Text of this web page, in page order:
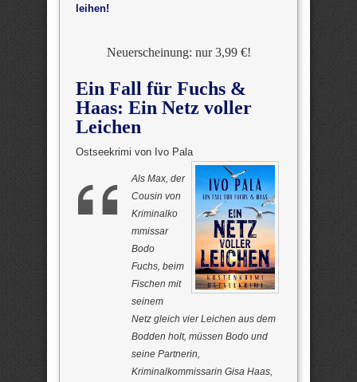
leihen!
Neuerscheinung: nur 3,99 €!
Ein Fall für Fuchs &
Haas: Ein Netz voller
Leichen
Ostseekrimi von Ivo Pala
Als Max, der
Cousin von
Kriminalko
mmissar
Bodo
Fuchs, beim
Fischen mit
seinem
Netz gleich vier Leichen aus dem
Bodden holt, müssen Bodo und
seine Partnerin,
Kriminalkommissarin Gisa Haas,